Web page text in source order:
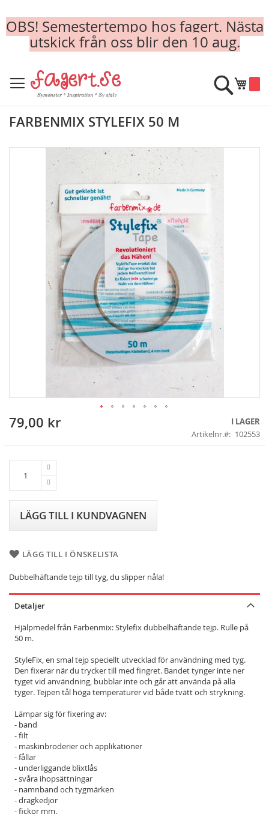
OBS! Semestertempo hos fagert. Nästa
utskick från oss blir den 10 aug.
to
Content
Min
Sök
FARBENMIX STYLEFIX 50 M
Skip
the
79,00 kr
I LAGER
Artikelnr.
102553
LÄGG TILL I KUNDVAGNEN
LÄGG TILL I ÖNSKELISTA
Dubbelhäftande tejp till tyg, du slipper nåla!
Detaljer
Hjälpmedel från Farbenmix: Stylefix dubbelhäftande tejp. Rulle på
50 m.
StyleFix, en smal tejp speciellt utvecklad för användning med tyg.
Den fixerar när du trycker till med fingret. Bandet tynger inte ner
tyget vid användning, bubblar inte och går att använda på alla
tyger. Tejpen tål höga temperaturer vid både tvätt och strykning.
Lämpar sig för fixering av:
- band
- filt
- maskinbroderier och applikationer
- fållar
- underliggande blixtlås
- svåra ihopsättningar
- namnband och tygmärken
- dragkedjor
- fickor mm.